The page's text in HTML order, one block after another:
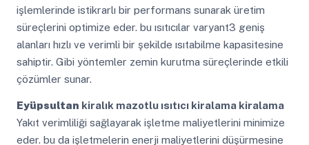
işlemlerinde istikrarlı bir performans sunarak üretim
süreçlerini optimize eder. bu ısıtıcılar varyant3 geniş
alanları hızlı ve verimli bir şekilde ısıtabilme kapasitesine
sahiptir. Gibi yöntemler zemin kurutma süreçlerinde etkili
çözümler sunar.
Eyüpsultan kiralık mazotlu ısıtıcı kiralama kiralama
Yakıt verimliliği sağlayarak işletme maliyetlerini minimize
eder. bu da işletmelerin enerji maliyetlerini düşürmesine